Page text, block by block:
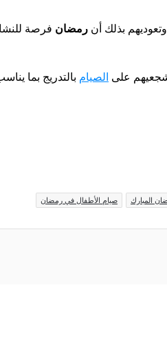
بذلك أن رمضان فرصة
على الصيام بالتدريج بما
المبارك صيام الأطفال في رمضان